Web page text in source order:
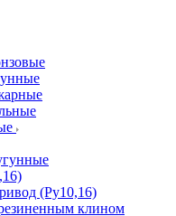
(Ру10,16)
клином